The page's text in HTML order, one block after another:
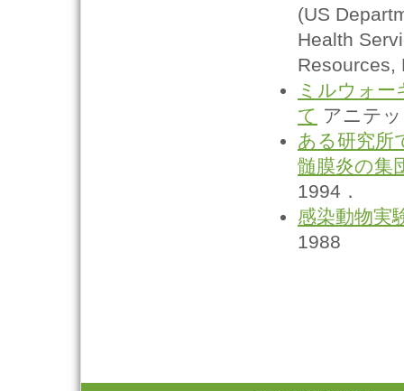
(US
Health
Resources,
ミルウォ
て アニテ
ある研究所
髄膜炎の集
1994．
感染動物実
1988